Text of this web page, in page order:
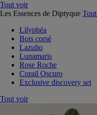
Tout voir
Les Essences de Diptyque
Lilyphéa
Bois corsé
Lazulio
Lunamaris
Rose Roche
Corail Oscuro
Exclusive discovery set
Tout voir